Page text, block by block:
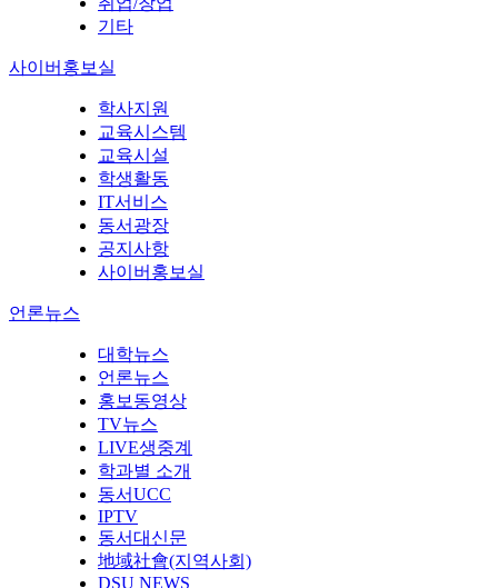
기타
사이버홍보실
학사지원
교육시스템
교육시설
학생활동
IT서비스
동서광장
공지사항
사이버홍보실
언론뉴스
대학뉴스
언론뉴스
홍보동영상
TV뉴스
LIVE생중계
학과별 소개
동서UCC
IPTV
동서대신문
地域社會(지역사회)
DSU NEWS